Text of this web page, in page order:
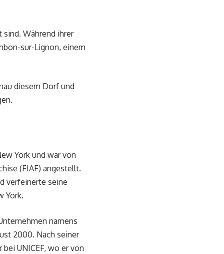
Während ihrer
sur-Lignon, einem
diesem Dorf und
York und war von
(FIAF) angestellt.
verfeinerte seine
York.
namens
2000. Nach seiner
UNICEF, wo er von